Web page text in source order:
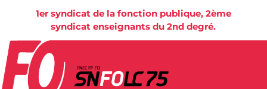
1er syndicat de la fonction publique, 2ème
syndicat enseignants du 2nd degré.